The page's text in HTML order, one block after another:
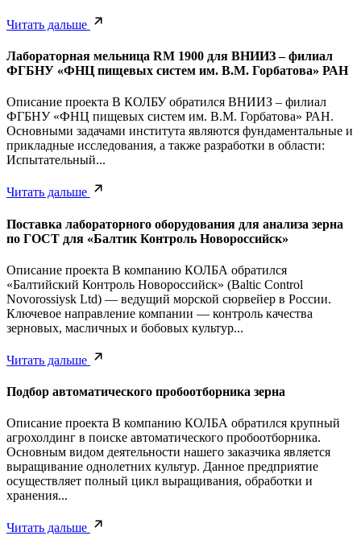
Читать дальше
Лабораторная мельница RM 1900 для ВНИИЗ – филиал
ФГБНУ «ФНЦ пищевых систем им. В.М. Горбатова» РАН
Описание проекта В КОЛБУ обратился ВНИИЗ – филиал
ФГБНУ «ФНЦ пищевых систем им. В.М. Горбатова» РАН.
Основными задачами института являются фундаментальные и
прикладные исследования, а также разработки в области:
Испытательный...
Читать дальше
Поставка лабораторного оборудования для анализа зерна
по ГОСТ для «Балтик Контроль Новороссийск»
Описание проекта В компанию КОЛБА обратился
«Балтийский Контроль Новороссийск» (Baltic Control
Novorossiysk Ltd) — ведущий морской сюрвейер в России.
Ключевое направление компании — контроль качества
зерновых, масличных и бобовых культур...
Читать дальше
Подбор автоматического пробоотборника зерна
Описание проекта В компанию КОЛБА обратился крупный
агрохолдинг в поиске автоматического пробоотборника.
Основным видом деятельности нашего заказчика является
выращивание однолетних культур. Данное предприятие
осуществляет полный цикл выращивания, обработки и
хранения...
Читать дальше